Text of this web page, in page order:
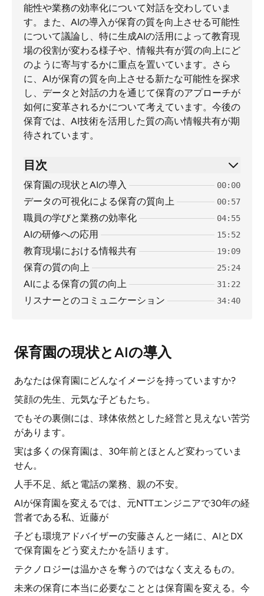
能性や業務の効率化について対話を交わしていま
す。また、AIの導入が保育の質を向上させる可能性
について議論し、特に生成AIの活用によって教育現
場の役割が変わる様子や、情報共有が質の向上にど
のように寄与するかに重点を置いています。さら
に、AIが保育の質を向上させる新たな可能性を探求
し、データと対話の力を通じて保育のアプローチが
如何に変革されるかについて考えています。今後の
保育では、AI技術を活用した質の高い情報共有が期
待されています。
目次
保育園の現状とAIの導入 00:00
データの可視化による保育の質向上 00:57
職員の学びと業務の効率化 04:55
AIの研修への応用 15:52
教育現場における情報共有 19:09
保育の質の向上 25:24
AIによる保育の質の向上 31:22
リスナーとのコミュニケーション 34:40
保育園の現状とAIの導入
あなたは保育園にどんなイメージを持っていますか?
笑顔の先生、元気な子どもたち。
でもその裏側には、球体依然とした経営と見えない苦労
があります。
実は多くの保育園は、30年前とほとんど変わっていま
せん。
人手不足、紙と電話の業務、親の不安。
AIが保育園を変えるでは、元NTTエンジニアで30年の経
営者である私、近藤が
子ども環境アドバイザーの安藤さんと一緒に、AIとDX
で保育園をどう変えたかを語ります。
テクノロジーは温かさを奪うのではなく支えるもの。
未来の保育に本当に必要なこととは保育園を変える。今